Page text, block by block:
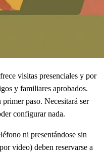
visitas presenciales y por
y familiares aprobados.
paso. Necesitará ser
configurar nada.
ni presentándose sin
video) deben reservarse a